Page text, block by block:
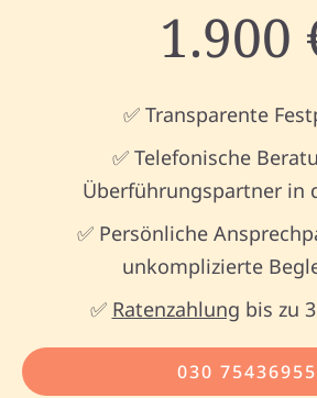
1.900
✅ Transparente
✅ Telefonische
Überführungspartner in
✅ Persönliche
unkomplizierte
✅ Ratenzahlung bis zu
030 75436955